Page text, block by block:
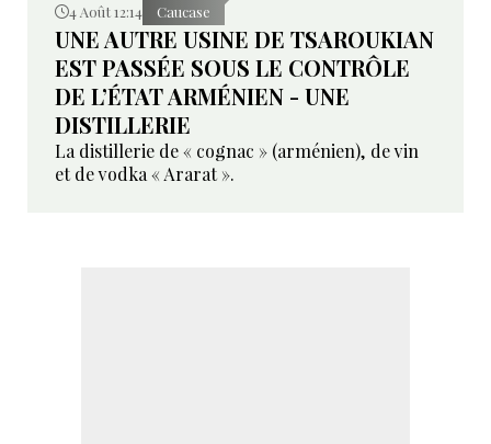
4 Août 12:14 Caucase
UNE AUTRE USINE DE TSAROUKIAN
EST PASSÉE SOUS LE CONTRÔLE
DE L’ÉTAT ARMÉNIEN - UNE
DISTILLERIE
La distillerie de « cognac » (arménien), de vin
et de vodka « Ararat ».